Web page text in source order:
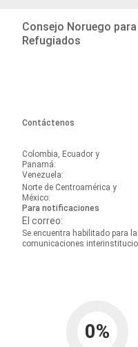
Consejo Noruego para
Refugiados
Contáctenos
Colombia, Ecuador y
Panamá:
Venezuela:
Norte de Centroamérica y
México:
Para notificaciones
El correo:
Se encuentra habilitado para
comunicaciones
0%